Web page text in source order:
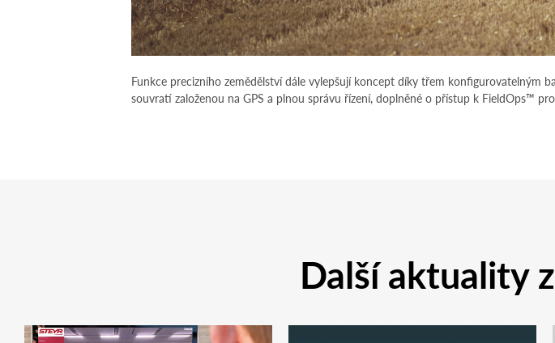
Funkce precizního zemědělství dále vylepšují koncept díky třem konfigurovatelným
souvratí založenou na GPS a plnou správu řízení, doplněné o přístup k FieldOps™
Další aktuality